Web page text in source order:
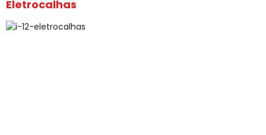
Eletrocalhas